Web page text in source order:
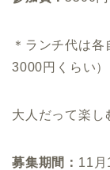
＊ランチ代は
3000円くらい）
大人だって楽し
募集期間： 11月